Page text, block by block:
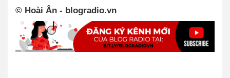
© Hoài Ân - blogradio.vn